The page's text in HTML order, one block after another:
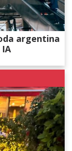
argentina